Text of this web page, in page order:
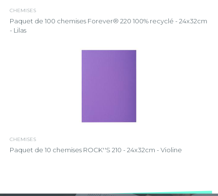
CHEMISES
Paquet de 100 chemises Forever® 220 100% recyclé - 24x32cm
- Lilas
CHEMISES
Paquet de 10 chemises ROCK''S 210 - 24x32cm - Violine